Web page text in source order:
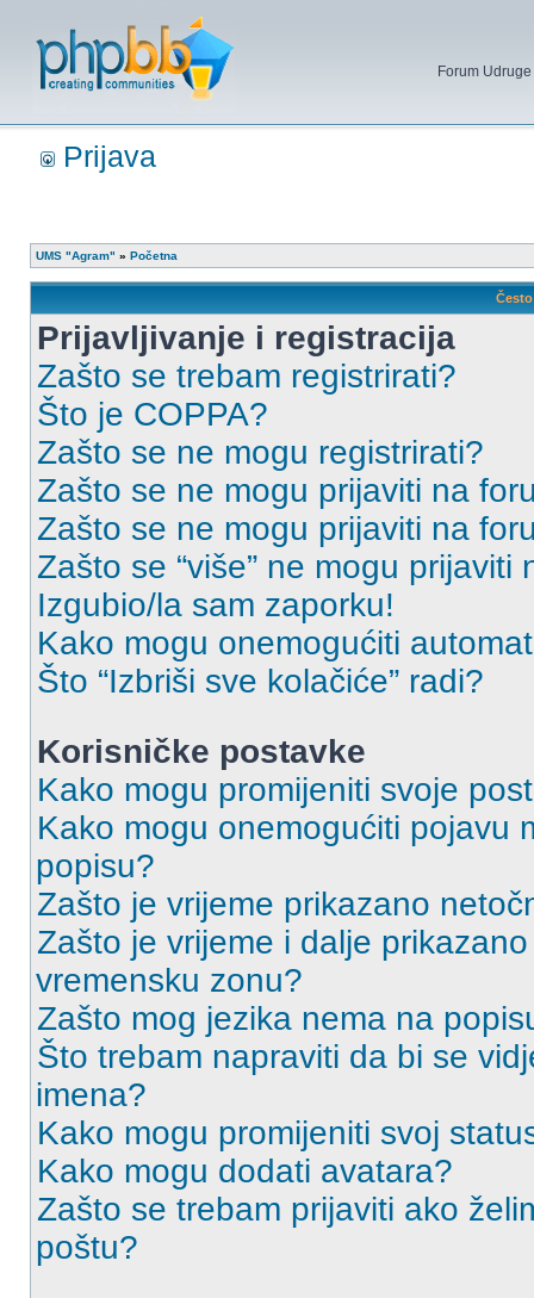
Forum
Prijava
UMS "Agram" » Početna
Prijavljivanje i registracija
Zašto se trebam registrirati?
Što je COPPA?
Zašto se ne mogu registrirati?
Zašto se ne mogu prijaviti na
Zašto se ne mogu prijaviti na
Zašto se “više” ne mogu prijaviti
Izgubio/la sam zaporku!
Kako mogu onemogućiti
Što “Izbriši sve kolačiće” radi?
Korisničke postavke
Kako mogu promijeniti svoje
Kako mogu onemogućiti pojavu
popisu?
Zašto je vrijeme prikazano
Zašto je vrijeme i dalje
vremensku zonu?
Zašto mog jezika nema na
Što trebam napraviti da bi se
imena?
Kako mogu promijeniti svoj
Kako mogu dodati avatara?
Zašto se trebam prijaviti ako
poštu?